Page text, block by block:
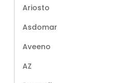
Ariosto
Asdomar
Aveeno
AZ